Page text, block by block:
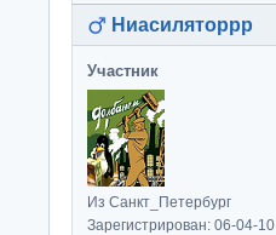
Ниасиляторрр
Участник
Из Санкт_Петербург
Зарегистрирован: 06-04-10